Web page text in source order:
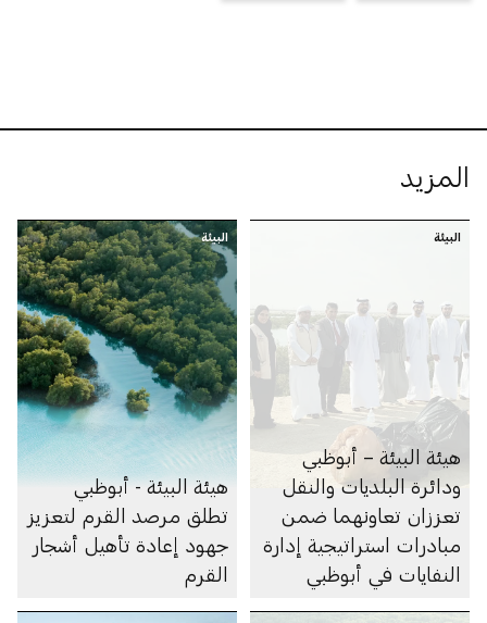
المزيد
البيئة
هيئة البيئة – أبوظبي
ودائرة البلديات والنقل
تعززان تعاونهما ضمن
مبادرات استراتيجية إدارة
النفايات في أبوظبي
البيئة
هيئة البيئة - أبوظبي
تطلق مرصد القرم لتعزيز
جهود إعادة تأهيل أشجار
القرم